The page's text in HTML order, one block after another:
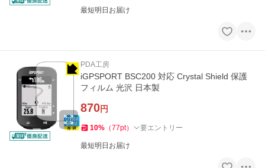
最短明日お届け
PDA工房
iGPSPORT BSC200 対応 Crystal Shield 保護
フィルム 光沢 日本製
870円
10% （77pt） 要エントリー
最短明日お届け